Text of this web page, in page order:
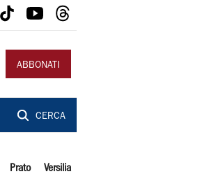
ABBONATI
CERCA
Prato Versilia